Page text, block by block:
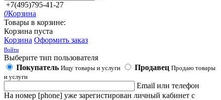
+7(495)795-41-27
0Корзина
Товары в корзине:
Корзина пуста
Корзина Оформить заказ
Войти
Выберите тип пользователя
Покупатель Ищу товары и услуги Продавец Продаю товары
и услуги
Email или телефон
На номер [phone] уже зарегистирован личный кабинет с